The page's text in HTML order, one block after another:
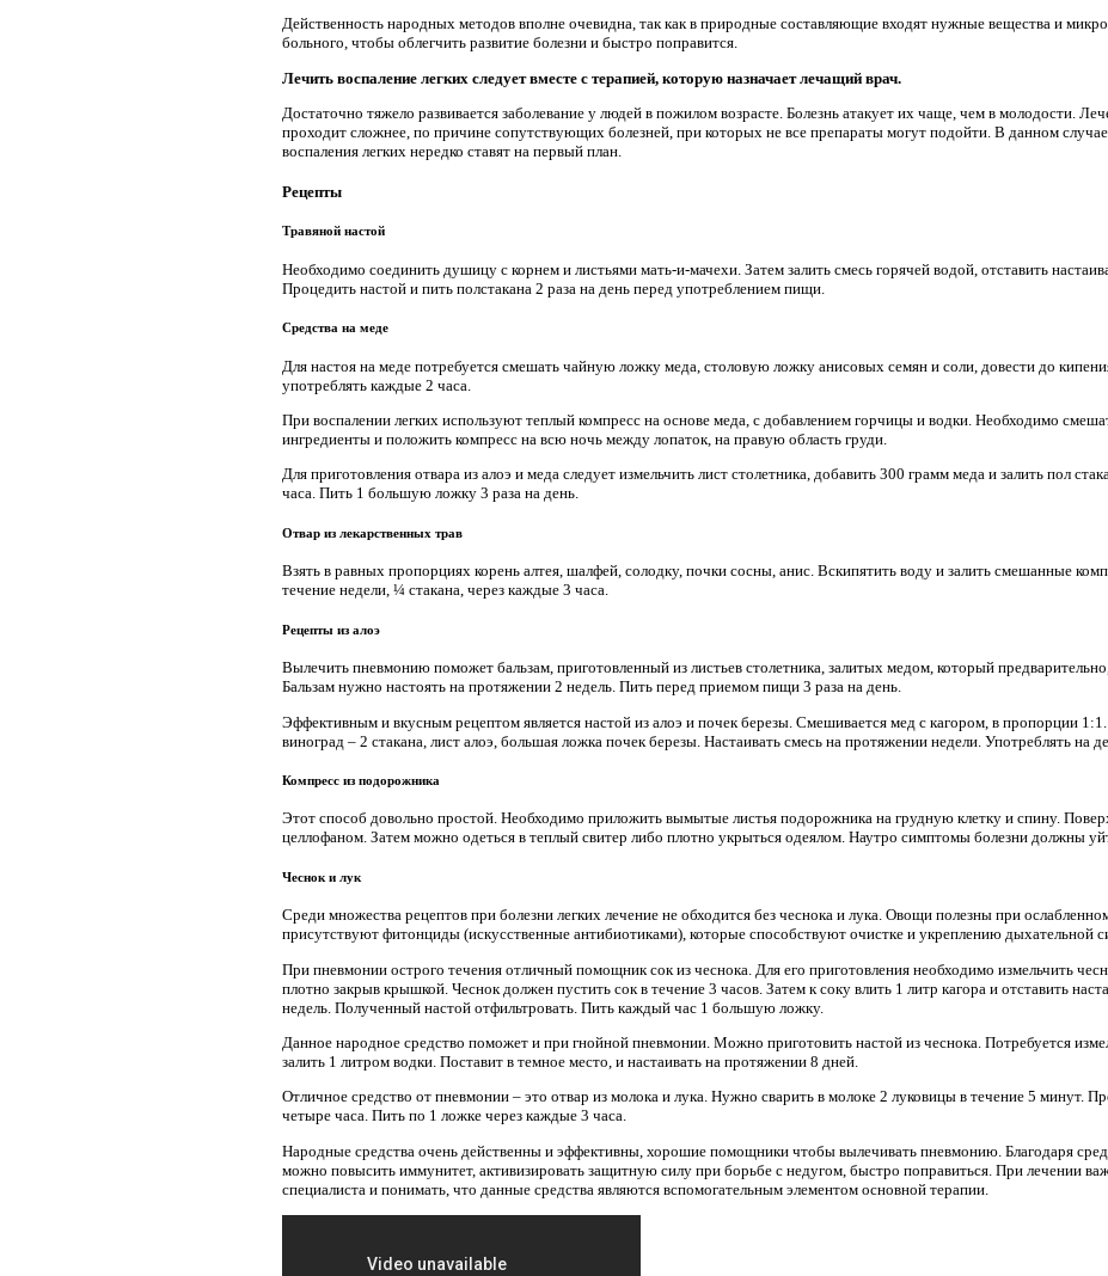
Действенность народных методов вполне очевидна, так как в природные составляющие входят нужные вещества и
больного, чтобы облегчить развитие болезни и быстро поправится.
Лечить воспаление легких следует вместе с терапией, которую назначает лечащий врач.
Достаточно тяжело развивается заболевание у людей в пожилом возрасте. Болезнь атакует их чаще, чем в молодости.
проходит сложнее, по причине сопутствующих болезней, при которых не все препараты могут подойти. В данном
воспаления легких нередко ставят на первый план.
Рецепты
Травяной настой
Необходимо соединить душицу с корнем и листьями мать-и-мачехи. Затем залить смесь горячей водой, отставить
Процедить настой и пить полстакана 2 раза на день перед употреблением пищи.
Средства на меде
Для настоя на меде потребуется смешать чайную ложку меда, столовую ложку анисовых семян и соли, довести до
употреблять каждые 2 часа.
При воспалении легких используют теплый компресс на основе меда, с добавлением горчицы и водки. Необходимо
ингредиенты и положить компресс на всю ночь между лопаток, на правую область груди.
Для приготовления отвара из алоэ и меда следует измельчить лист столетника, добавить 300 грамм меда и залить пол
часа. Пить 1 большую ложку 3 раза на день.
Отвар из лекарственных трав
Взять в равных пропорциях корень алтея, шалфей, солодку, почки сосны, анис. Вскипятить воду и залить смешанные
течение недели, ¼ стакана, через каждые 3 часа.
Рецепты из алоэ
Вылечить пневмонию поможет бальзам, приготовленный из листьев столетника, залитых медом, который
Бальзам нужно настоять на протяжении 2 недель. Пить перед приемом пищи 3 раза на день.
Эффективным и вкусным рецептом является настой из алоэ и почек березы. Смешивается мед с кагором, в пропорции
виноград – 2 стакана, лист алоэ, большая ложка почек березы. Настаивать смесь на протяжении недели. Употреблять на
Компресс из подорожника
Этот способ довольно простой. Необходимо приложить вымытые листья подорожника на грудную клетку и спину.
целлофаном. Затем можно одеться в теплый свитер либо плотно укрыться одеялом. Наутро симптомы болезни должны
Чеснок и лук
Среди множества рецептов при болезни легких лечение не обходится без чеснока и лука. Овощи полезны при
присутствуют фитонциды (искусственные антибиотиками), которые способствуют очистке и укреплению дыхательной
При пневмонии острого течения отличный помощник сок из чеснока. Для его приготовления необходимо измельчить
плотно закрыв крышкой. Чеснок должен пустить сок в течение 3 часов. Затем к соку влить 1 литр кагора и отставить
недель. Полученный настой отфильтровать. Пить каждый час 1 большую ложку.
Данное народное средство поможет и при гнойной пневмонии. Можно приготовить настой из чеснока. Потребуется
залить 1 литром водки. Поставит в темное место, и настаивать на протяжении 8 дней.
Отличное средство от пневмонии – это отвар из молока и лука. Нужно сварить в молоке 2 луковицы в течение 5 минут.
четыре часа. Пить по 1 ложке через каждые 3 часа.
Народные средства очень действенны и эффективны, хорошие помощники чтобы вылечивать пневмонию. Благодаря
можно повысить иммунитет, активизировать защитную силу при борьбе с недугом, быстро поправиться. При лечении
специалиста и понимать, что данные средства являются вспомогательным элементом основной терапии.